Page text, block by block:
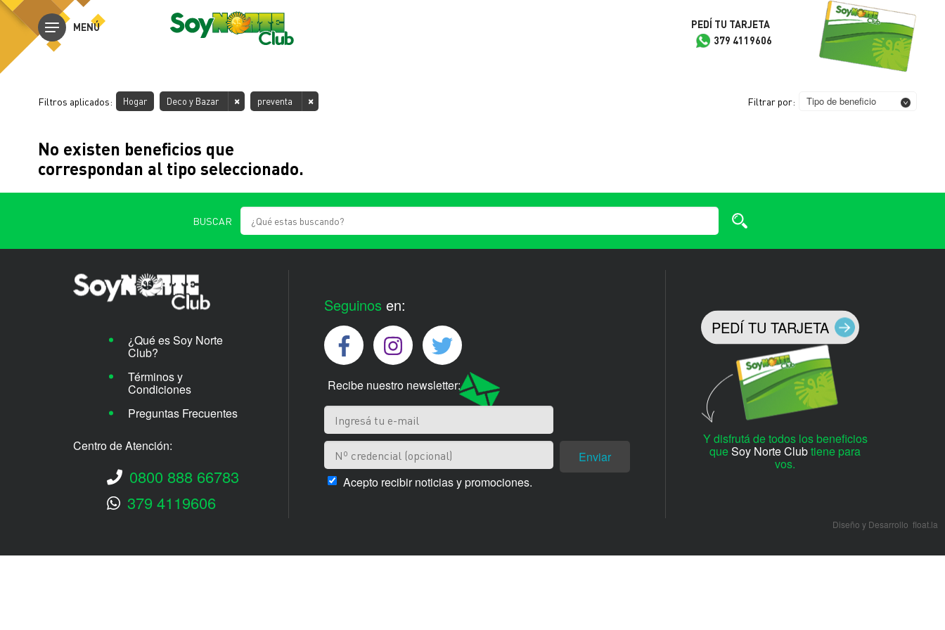
MENÚ
PEDÍ TU TARJETA
379 4119606
Filtros aplicados: Hogar Deco y Bazar preventa Filtrar por: Tipo de beneficio
No existen beneficios que
correspondan al tipo seleccionado.
BUSCAR
¿Qué es Soy Norte
Club?
Términos y
Condiciones
Preguntas Frecuentes
Centro de Atención:
0800 888 66783
379 4119606
Seguinos en:
Recibe nuestro newsletter:
Enviar
Acepto recibir noticias y promociones.
PEDÍ TU TARJETA
Y disfrutá de todos los beneficios
queSoy Norte Clubtiene para
vos.
Diseño y Desarrollo float.la